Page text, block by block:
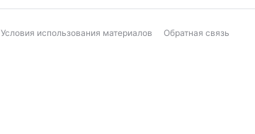
Условия использования материалов Обратная связь